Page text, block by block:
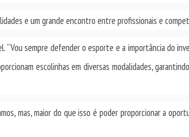
e um grande encontro entre profissionais e
“Vou sempre defender o esporte e a importância do
escolinhas em diversas modalidades,
mas, maior do que isso é poder proporcionar a